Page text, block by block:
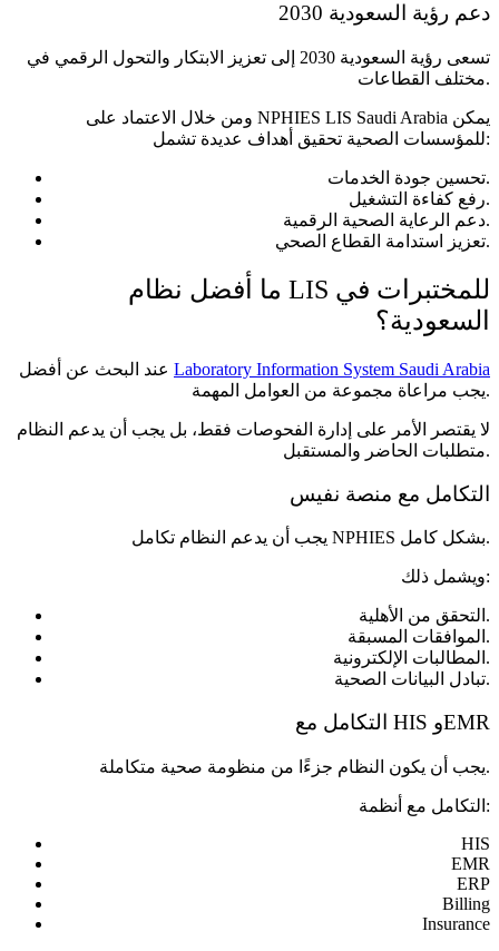
دعم رؤية السعودية 2030
تسعى رؤية السعودية 2030 إلى تعزيز الابتكار والتحول الرقمي في
مختلف القطاعات.
ومن خلال الاعتماد على NPHIES LIS Saudi Arabia يمكن
للمؤسسات الصحية تحقيق أهداف عديدة تشمل:
تحسين جودة الخدمات.
رفع كفاءة التشغيل.
دعم الرعاية الصحية الرقمية.
تعزيز استدامة القطاع الصحي.
ما أفضل نظام LIS للمختبرات في
السعودية؟
Laboratory Information System Saudi Arabia
يجب مراعاة مجموعة من العوامل المهمة.
لا يقتصر الأمر على إدارة الفحوصات فقط، بل يجب أن يدعم النظام
متطلبات الحاضر والمستقبل.
التكامل مع منصة نفيس
يجب أن يدعم النظام تكامل NPHIES بشكل كامل.
ويشمل ذلك:
التحقق من الأهلية.
الموافقات المسبقة.
المطالبات الإلكترونية.
تبادل البيانات الصحية.
التكامل مع HIS وEMR
يجب أن يكون النظام جزءًا من منظومة صحية متكاملة.
التكامل مع أنظمة:
HIS
EMR
ERP
Billing
Insurance